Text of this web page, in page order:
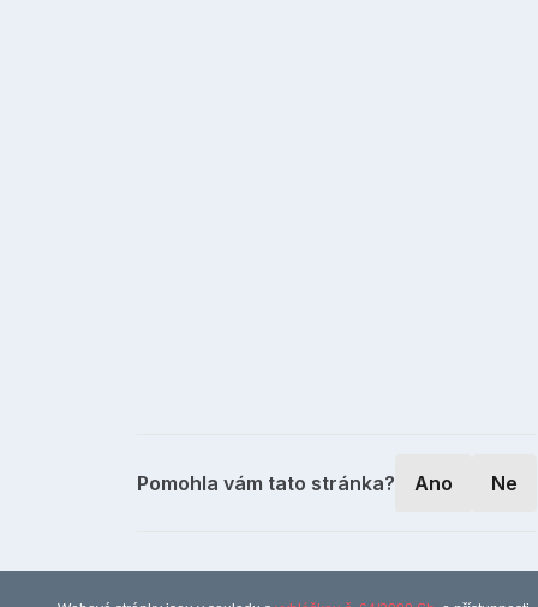
Pomohla vám tato stránka? Ano Ne